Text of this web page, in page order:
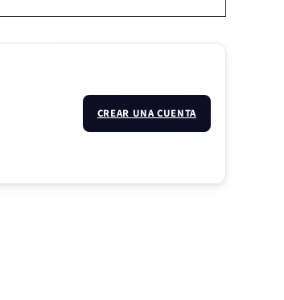
CREAR UNA CUENTA